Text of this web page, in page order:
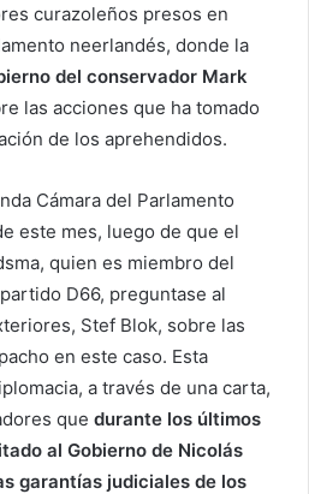
curazoleños presos en
neerlandés, donde la
del conservador Mark
las acciones que ha tomado
de los aprehendidos.
Cámara del Parlamento
este mes, luego de que el
quien es miembro del
D66, preguntase al
Stef Blok, sobre las
en este caso. Esta
a través de una carta,
que durante los últimos
al Gobierno de Nicolás
garantías judiciales de los